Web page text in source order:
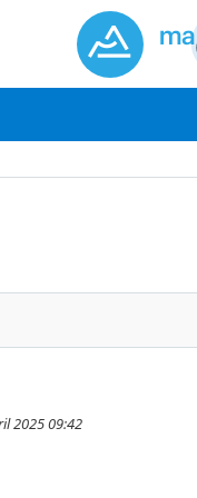
2025 09:42